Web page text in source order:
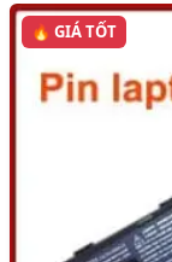
🔥 GIÁ TỐT